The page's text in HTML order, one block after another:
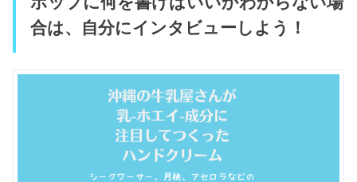
合は、自分にインタビューしよう！